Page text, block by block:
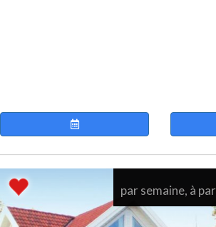
par semaine, à